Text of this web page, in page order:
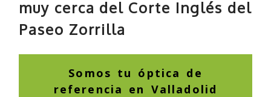
muy cerca del Corte Inglés del
Paseo Zorrilla
Somos tu óptica de
referencia en Valladolid